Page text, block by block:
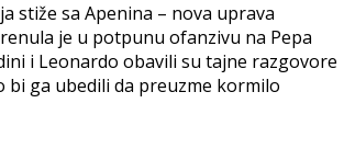
stiže sa Apenina – nova uprava
je u potpunu ofanzivu na Pepa
i Leonardo obavili su tajne razgovore
ga ubedili da preuzme kormilo